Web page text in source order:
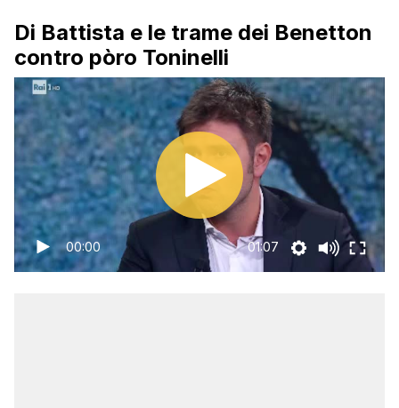
Di Battista e le trame dei Benetton
contro pòro Toninelli
00:00 01:07